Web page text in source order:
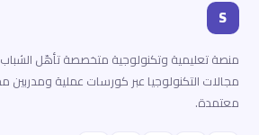
S
منصة تعليمية وتكنولوجية متخصصة تأهّل
مجالات التكنولوجيا عبر كورسات عملية ومدربين
معتمدة.